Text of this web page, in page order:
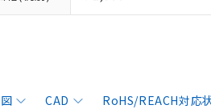
CAD RoHS/REACH対応